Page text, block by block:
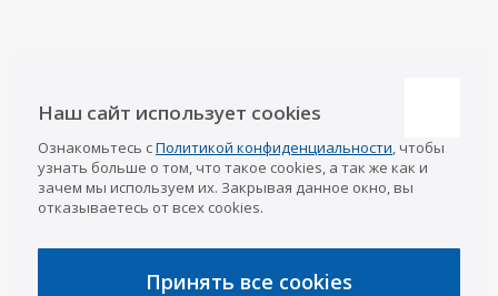
Казань
8 (843) 207-03-08
Уфа
8 (347) 258-84-87
8 (8352) 38-88-37
info@a-pricep.ru
Наш сайт использует cookies
Ознакомьтесь сПолитикой конфиденциальности, чтобы
узнать больше о том, что такое cookies, а так же как и
зачем мы используем их. Закрывая данное окно, вы
отказываетесь от всех cookies.
Принять все cookies